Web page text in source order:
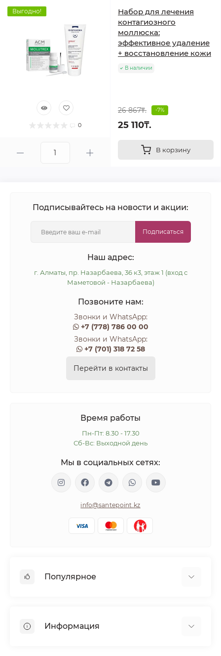
Выгодно!
0
Набор для лечения
контагиозного
моллюска:
эффективное удаление
+ восстановление кожи
В наличии
26 867₸. -7%
25 110₸.
В корзину
Подписывайтесь на новости и акции:
Подписаться
Наш адрес:
г. Алматы, пр. Назарбаева, 36 к3, этаж 1 (вход с
Маметовой - Назарбаева)
Позвоните нам:
Звонки и WhatsApp:
+7 (778) 786 00 00
Звонки и WhatsApp:
+7 (701) 318 72 58
Перейти в контакты
Время работы
Пн-Пт: 8.30 - 17.30
Сб-Вс: Выходной день
Мы в социальных сетях:
info@santepoint.kz
Популярное
Диабетикам
Информация